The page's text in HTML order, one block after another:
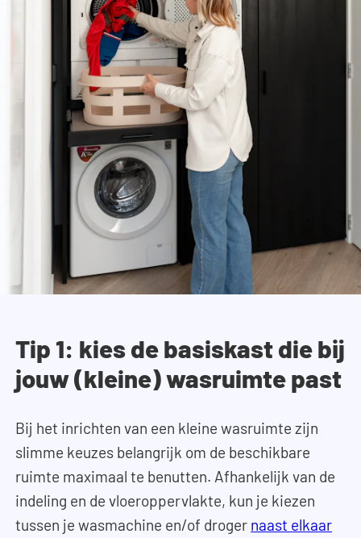
Tip 1: kies de basiskast die bij
jouw (kleine) wasruimte past
Bij het inrichten van een kleine wasruimte zijn
slimme keuzes belangrijk om de beschikbare
ruimte maximaal te benutten. Afhankelijk van de
indeling en de vloeroppervlakte, kun je kiezen
tussen je wasmachine en/of droger naast elkaar